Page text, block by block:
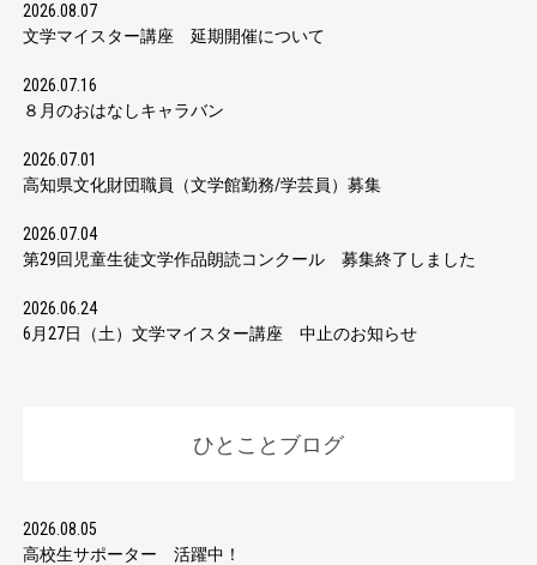
2026.08.07
文学マイスター講座 延期開催について
2026.07.16
８月のおはなしキャラバン
2026.07.01
高知県文化財団職員（文学館勤務/学芸員）募集
2026.07.04
第29回児童生徒文学作品朗読コンクール 募集終了しました
2026.06.24
6月27日（土）文学マイスター講座 中止のお知らせ
ひとことブログ
2026.08.05
高校生サポーター 活躍中！